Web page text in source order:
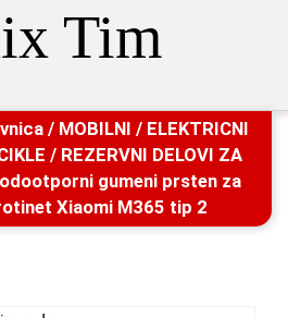
Tim
/ MOBILNI / ELEKTRICNI
/ REZERVNI DELOVI ZA
gumeni prsten za
Xiaomi M365 tip 2